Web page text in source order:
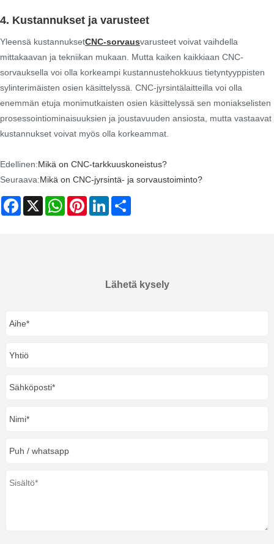
4. Kustannukset ja varusteet
Yleensä kustannuksetCNC-sorvausvarusteet voivat vaihdella
mittakaavan ja tekniikan mukaan. Mutta kaiken kaikkiaan CNC-
sorvauksella voi olla korkeampi kustannustehokkuus tietyntyyppisten
sylinterimäisten osien käsittelyssä. CNC-jyrsintälaitteilla voi olla
enemmän etuja monimutkaisten osien käsittelyssä sen moniakselisten
prosessointiominaisuuksien ja joustavuuden ansiosta, mutta vastaavat
kustannukset voivat myös olla korkeammat.
Edellinen:Mikä on CNC-tarkkuuskoneistus?
Seuraava:Mikä on CNC-jyrsintä- ja sorvaustoiminto?
Facebook
X WhatsAppPinterestLinkedIn
Lähetä kysely